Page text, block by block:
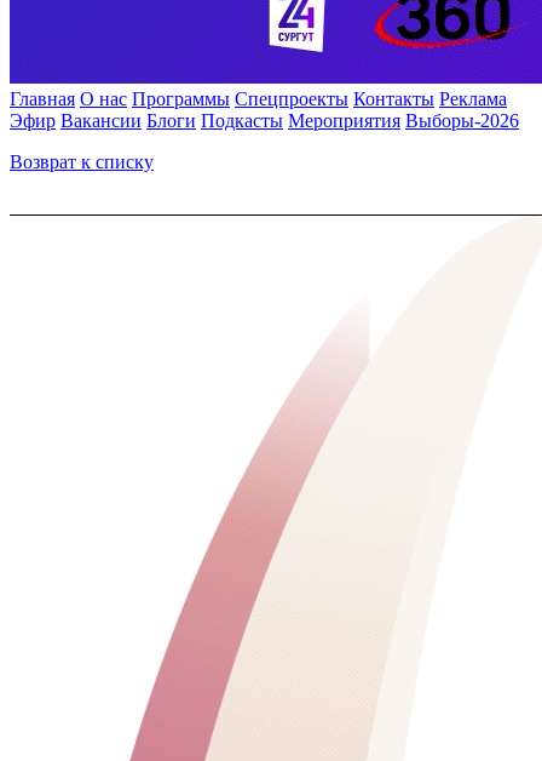
Главная О нас Программы Спецпроекты Контакты Реклама
Эфир Вакансии Блоги Подкасты Мероприятия Выборы-2026
Возврат к списку